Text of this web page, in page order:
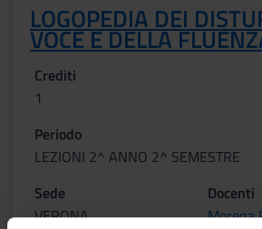
LOGOPEDIA DEI
VOCE E DELLA
Crediti
1
Periodo
LEZIONI 2^ ANNO 2^ SEMESTRE
Sede
VERONA
Docenti
Morena